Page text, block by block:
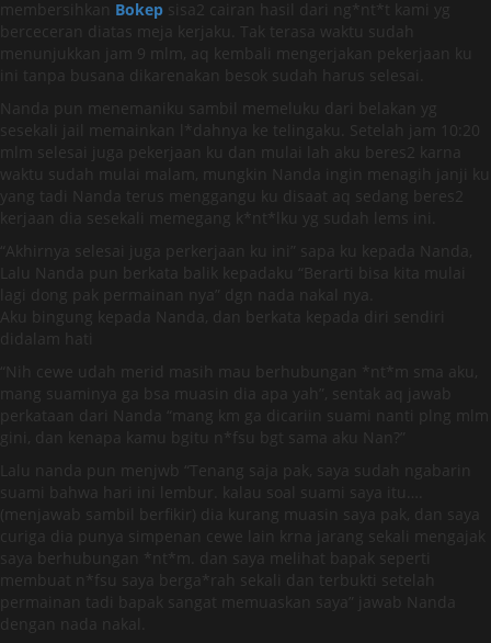
membersihkan Bokep sisa2 cairan hasil dari ng*nt*t kami yg
berceceran diatas meja kerjaku. Tak terasa waktu sudah
menunjukkan jam 9 mlm, aq kembali mengerjakan pekerjaan ku
ini tanpa busana dikarenakan besok sudah harus selesai.
Nanda pun menemaniku sambil memeluku dari belakan yg
sesekali jail memainkan l*dahnya ke telingaku. Setelah jam 10:20
mlm selesai juga pekerjaan ku dan mulai lah aku beres2 karna
waktu sudah mulai malam, mungkin Nanda ingin menagih janji ku
yang tadi Nanda terus menggangu ku disaat aq sedang beres2
kerjaan dia sesekali memegang k*nt*lku yg sudah lems ini.
“Akhirnya selesai juga perkerjaan ku ini” sapa ku kepada Nanda,
Lalu Nanda pun berkata balik kepadaku “Berarti bisa kita mulai
lagi dong pak permainan nya” dgn nada nakal nya.
Aku bingung kepada Nanda, dan berkata kepada diri sendiri
didalam hati
“Nih cewe udah merid masih mau berhubungan *nt*m sma aku,
mang suaminya ga bsa muasin dia apa yah”, sentak aq jawab
perkataan dari Nanda “mang km ga dicariin suami nanti plng mlm
gini, dan kenapa kamu bgitu n*fsu bgt sama aku Nan?”
Lalu nanda pun menjwb “Tenang saja pak, saya sudah ngabarin
suami bahwa hari ini lembur. kalau soal suami saya itu….
(menjawab sambil berfikir) dia kurang muasin saya pak, dan saya
curiga dia punya simpenan cewe lain krna jarang sekali mengajak
saya berhubungan *nt*m. dan saya melihat bapak seperti
membuat n*fsu saya berga*rah sekali dan terbukti setelah
permainan tadi bapak sangat memuaskan saya” jawab Nanda
dengan nada nakal.